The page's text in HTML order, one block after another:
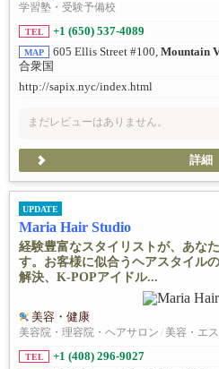
学習塾・受験予備校
TEL +1 (650) 537-4089
MAP 605 Ellis Street #100, Mountain
合衆国
http://sapix.nyc/index.html
まだレビューはありません。
詳細
UPDATE
Maria Hair Studio
経験豊富なスタイリストが、あな
す。お客様に似合うヘアスタイル
解決、K-POPアイドル...
美容・健康
美容院・理容院・ヘアサロン / 美容・エ
TEL +1 (408) 296-9027